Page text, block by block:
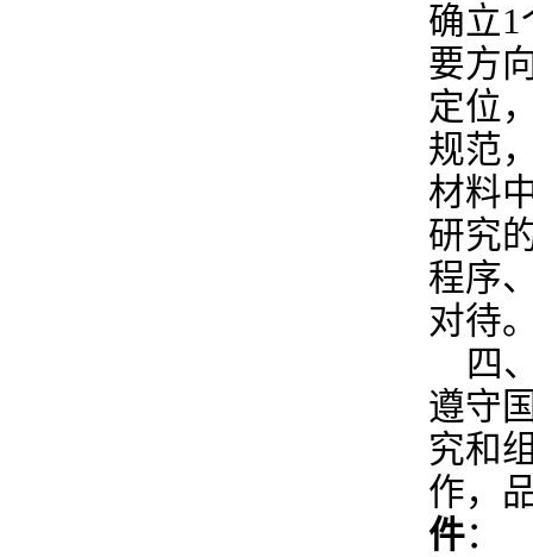
确立1
要方
定位
规范
材料
研究
程序
对待
四
遵守
究和
作，
件：